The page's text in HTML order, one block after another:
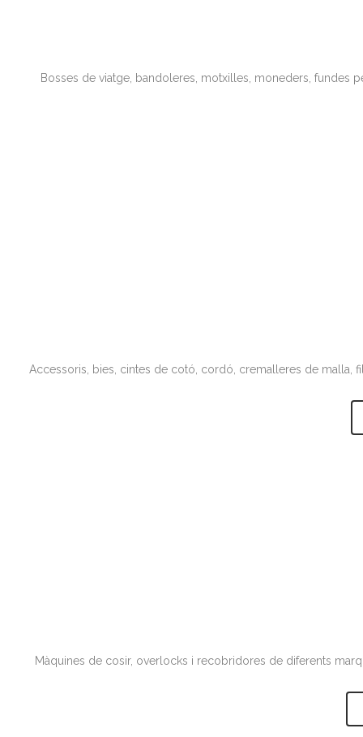
Bosses de viatge, bandoleres, motxilles, moneders, fundes
Accessoris, bies, cintes de cotó, cordó, cremalleres de malla,
Màquines de cosir, overlocks i recobridores de diferents